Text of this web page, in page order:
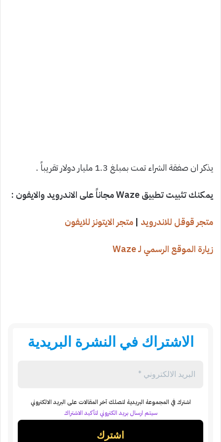
يذكر ان صفقة الشراء تمت بمبلغ 1.3 مليار دولار تقريباً .
يمكنك تثبيت تطبيق Waze مجاناً على الاندرويد والايفون :
متجر قوقل للاندرويد | متجر الايتونز للايفون
زيارة الموقع الرسمي لـ Waze
الاشتراك في النشرة البريدية
اشترك في المجموعة البريدية لتصلك آخر المقالات على البريد الالكتروني
سيتم ارسال بريد الكتروني لتأكيد الاشتراك